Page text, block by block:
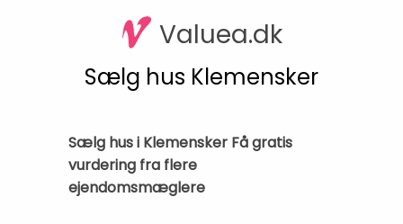
Valuea.dk
Sælg hus Klemensker
Sælg hus i Klemensker Få gratis
vurdering fra flere
ejendomsmæglere